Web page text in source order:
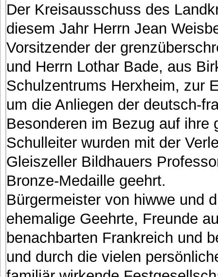
Der Kreisausschuss des
diesem Jahr Herrn Jean
Vorsitzender der
und Herrn Lothar Bade, aus
Schulzentrums Herxheim, zur
um die Anliegen der deutsch-
Besonderen im Bezug auf ihre
Schulleiter wurden mit der
Gleiszeller Bildhauers
Bronze-Medaille geehrt.
Bürgermeister von hiwwe und
ehemalige Geehrte, Freunde
benachbarten Frankreich und
und durch die vielen